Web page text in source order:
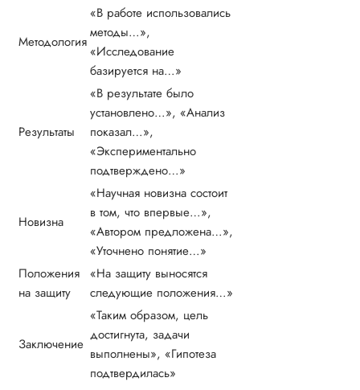
Методология
«В работе использовались
методы…»,
«Исследование
базируется на…»
Результаты
«В результате было
установлено…», «Анализ
показал…»,
«Экспериментально
подтверждено…»
Новизна
«Научная новизна состоит
в том, что впервые…»,
«Автором предложена…»,
«Уточнено понятие…»
Положения
на защиту
«На защиту выносятся
следующие положения…»
Заключение
«Таким образом, цель
достигнута, задачи
выполнены», «Гипотеза
подтвердилась»